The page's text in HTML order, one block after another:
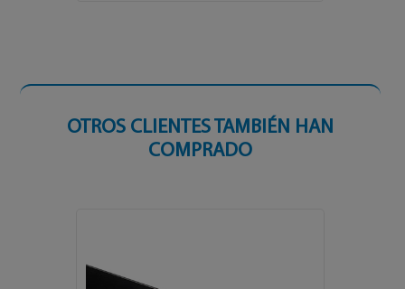
OTROS CLIENTES TAMBIÉN HAN
COMPRADO